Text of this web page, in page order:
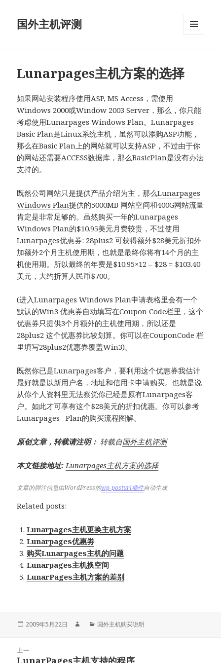
国外主机评测
Lunarpages主机方案的选择
如果网站安装程序使用ASP, MS Access，需使用
Windows 2000或Window 2003 Server，那么，你只能
考虑使用Lunarpages Windows Plan。Lunarpages
Basic Plan是Linux系统主机，虽然可以添购ASP功能，
那么在Basic Plan上的网站就可以支持ASP，不过由于你
的网站还需要ACCESS数据库，那么BasicPlan是没有办法
支持的。
既然公司网站只是提供产品介绍为主，那么Lunarpages
Windows Plan提供的5000MB 网站空间和400G网站流量
肯定是非常足够的。虽然购买一年的Lunarpages
Windows Plan的$10.95美元月费较贵，不过使用
Lunarpages优惠券: 28plus2 可获得额外$28美元折扣外
加额外2个月主机使用期，也就是最终你将有14个月的主
机使用期。所以最终的年费是$10.95×12 – $28 = $103.40
美元，大约折算人民币$700。
(进入Lunarpages Windows Plan申请表格里会有一个
默认的Win3 优惠券自动填写在Coupon Code栏里，这个
优惠券只提供3个月额外的主机使用期，所以还是
28plus2 这个优惠券比较划算。你可以在CouponCode 栏
里填写28plus2优惠券覆盖Win3)。
既然你已是Lunarpages客户，要利用这个优惠券我估计
最好就是以新用户名，地址和信用卡申请购买。也就是说
从你个人资料里无法察觉你已经是原有Lunarpages客
户。如此才可享有这个$28美元的折扣优惠。你可以参考
Lunarpages Plan的购买流程图解。
原创文章，转载请注明： 转载自国外主机评测
本文链接地址: Lunarpages主机方案的选择
文章的脚注信息由WordPress的wp-posturl插件自动生成
Related posts:
Lunarpages主机更换主机方案
Lunarpages优惠劵
购买Lunarpages主机的问题
Lunarpages主机换空间
LunarPages主机方案的差别
发
2009年5月22日
分
国外主机购买说明
上一
上